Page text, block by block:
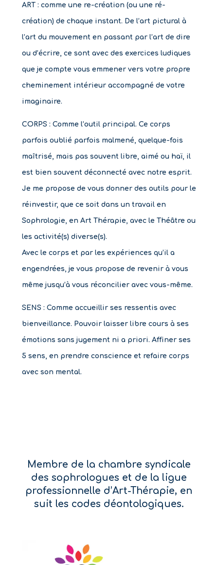
ART : comme une re-création (ou une ré-
création) de chaque instant. De l’art pictural à
l’art du mouvement en passant par l’art de dire
ou d’écrire, ce sont avec des exercices ludiques
que je compte vous emmener vers votre propre
cheminement intérieur accompagné de votre
imaginaire.
CORPS : Comme l’outil principal. Ce corps
parfois oublié parfois malmené, quelque-fois
maîtrisé, mais pas souvent libre, aimé ou haï, il
est bien souvent déconnecté avec notre esprit.
Je me propose de vous donner des outils pour le
réinvestir, que ce soit dans un travail en
Sophrologie, en Art Thérapie, avec le Théâtre ou
les activité(s) diverse(s).
Avec le corps et par les expériences qu’il a
engendrées, je vous propose de revenir à vous
même jusqu’à vous réconcilier avec vous-même.
SENS : Comme accueillir ses ressentis avec
bienveillance. Pouvoir laisser libre cours à ses
émotions sans jugement ni a priori. Affiner ses
5 sens, en prendre conscience et refaire corps
avec son mental.
Membre de la chambre syndicale
des sophrologues et de la ligue
professionnelle d’Art-Thérapie, en
suit les codes déontologiques.